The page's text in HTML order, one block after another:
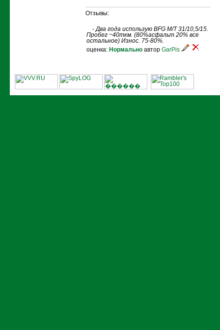
Отзывы:
-Два года использую BFG M/T 31/10,5/15.
Пробег ~40ткм. (80%асфальт 20% все
остальное) Износ. 75-80%.
оценка: Нормальноавтор GarPis